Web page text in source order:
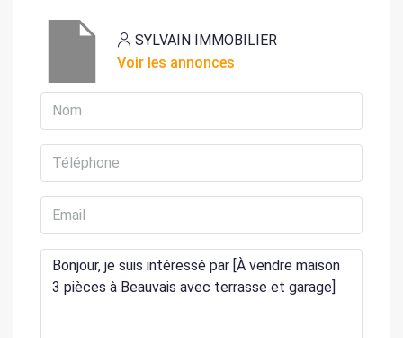
SYLVAIN IMMOBILIER
Voir les annonces